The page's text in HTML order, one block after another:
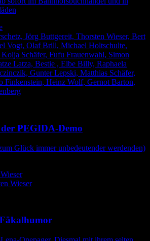
Jörg Buttgereit, Thorsten Wieser, Bert
Vogt, Olaf Brill, Michael Holtschulte,
Schäfer, Fufu Frauenwahl, Simon
Latza, Bestie , Elbe Billy, Raphaela
Gunter Lepski, Matthias Schäfer,
Finkenstein, Heinz Wolf, Gernot Barton,
PEGIDA-Demo
Glück immer unbedeutender werdenden)
Wieser